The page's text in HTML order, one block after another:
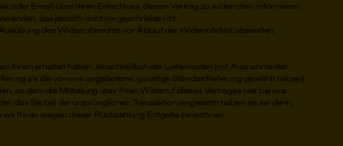
oder Email) über Ihren Entschluss, diesen Vertrag zu widerrufen, informieren.
das jedoch nicht vorgeschrieben ist.
des Widerrufsrechts vor Ablauf der Widerrufsfrist absenden.
Ihnen erhalten haben, einschließlich der Lieferkosten (mit Ausnahme der
als die von uns angebotene, günstige Standardlieferung gewählt haben)
an dem die Mitteilung über Ihren Widerruf dieses Vertrages hier bei uns
das Sie bei der ursprünglichen Transaktion eingesetzt haben, es sei denn,
Ihnen wegen dieser Rückzahlung Entgelte berechnen.